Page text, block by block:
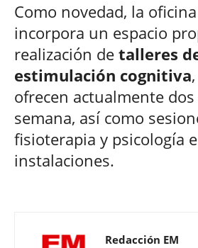
Como novedad, la
incorpora un espacio
realización de talleres
estimulación cognitiva
ofrecen actualmente dos
semana, así como
fisioterapia y psicología
instalaciones.
Redacción EM